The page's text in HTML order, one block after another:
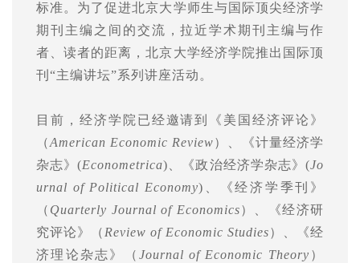
标准。为了促进北京大学师生与国际顶尖经济学
期刊主编之间的交流，拉近学术期刊主编与作
者、读者的距离，北京大学经济学院推出国际顶
刊“主编讲坛”系列讲座活动。
目前，经济学院已经邀请到《美国经济评论》
（American Economic Review）、《计量经济学
杂志》(Econometrica)、《政治经济学杂志》(Jo
urnal of Political Economy)、《经济学季刊》
（ Quarterly Journal of Economics）、《经济研
究评论》（ Review of Economic Studies）、《经
济理论杂志》（ Journal of Economic Theory ）